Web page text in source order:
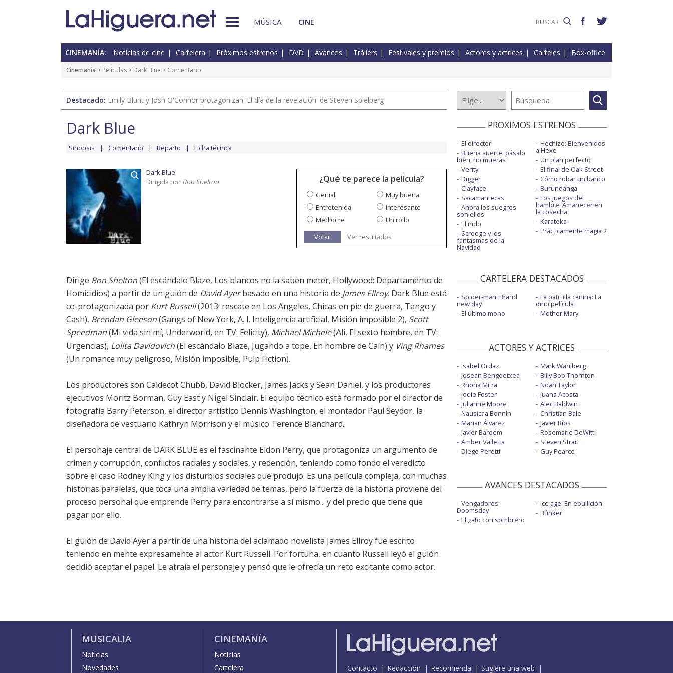
MÚSICA CINE
CINEMANÍA: Noticias de cine Cartelera Próximos estrenos DVD Avances Tráilers Festivales y premios Actores y actrices Carteles Box-office
Cinemanía > Películas > Dark Blue > Comentario
Destacado: Emily Blunt y Josh O'Connor protagonizan 'El día de la revelación' de Steven Spielberg
Dark Blue
Sinopsis Comentario Reparto Ficha técnica
Dark Blue
Dirigida por Ron Shelton ¿Qué te parece la película?
Genial
Muy buena
Entretenida
Interesante
Mediocre
Un rollo
Votar
Ver resultados
Dirige Ron Shelton(El escándalo Blaze, Los blancos no la saben meter, Hollywood: Departamento de
Homicidios) a partir de un guión de David Ayerbasado en una historia de James Ellroy. Dark Blue está
co-protagonizada por Kurt Russell(2013: rescate en Los Angeles, Chicas en pie de guerra, Tango y
Cash), Brendan Gleeson(Gangs of New York, A. I. Inteligencia artificial, Misión imposible 2), Scott
Speedman(Mi vida sin mí, Underworld, en TV: Felicity), Michael Michele(Ali, El sexto hombre, en TV:
Urgencias), Lolita Davidovich(El escándalo Blaze, Jugando a tope, En nombre de Caín) y Ving Rhames
(Un romance muy peligroso, Misión imposible, Pulp Fiction).
Los productores son Caldecot Chubb, David Blocker, James Jacks y Sean Daniel, y los productores
ejecutivos Moritz Borman, Guy East y Nigel Sinclair. El equipo técnico está formado por el director de
fotografía Barry Peterson, el director artístico Dennis Washington, el montador Paul Seydor, la
diseñadora de vestuario Kathryn Morrison y el músico Terence Blanchard.
El personaje central de DARK BLUE es el fascinante Eldon Perry, que protagoniza un argumento de
crimen y corrupción, conflictos raciales y sociales, y redención, teniendo como fondo el veredicto
sobre el caso Rodney King y los disturbios sociales que produjo. Es una película compleja, con muchas
historias paralelas, que toca una amplia variedad de temas, pero la fuerza de la historia proviene del
proceso personal que emprende Perry para encontrarse a sí mismo... y del precio que tiene que
pagar por ello.
El guión de David Ayer a partir de una historia del aclamado novelista James Ellroy fue escrito
teniendo en mente expresamente al actor Kurt Russell. Por fortuna, en cuanto Russell leyó el guión
decidió aceptar el papel. Le atraía el personaje y pensó que le ofrecía un reto excitante como actor.
PROXIMOS ESTRENOS
El director
Buena suerte, pásalo
bien, no mueras
Verity
Digger
Clayface
Sacamantecas
Ahora los suegros
son ellos
El nido
Scrooge y los
fantasmas de la
Navidad
Hechizo: Bienvenidos
a Hexe
Un plan perfecto
El final de Oak Street
Cómo robar un banco
Burundanga
Los juegos del
hambre: Amanecer en
la cosecha
Karateka
Prácticamente magia 2
CARTELERA DESTACADOS
Spider-man: Brand
new day
El último mono
La patrulla canina: La
dino película
Mother Mary
ACTORES Y ACTRICES
Isabel Ordaz
Josean Bengoetxea
Rhona Mitra
Jodie Foster
Julianne Moore
Nausicaa Bonnín
Marian Álvarez
Javier Bardem
Amber Valletta
Diego Peretti
Mark Wahlberg
Billy Bob Thornton
Noah Taylor
Juana Acosta
Alec Baldwin
Christian Bale
Javier Ríos
Rosemarie DeWitt
Steven Strait
Guy Pearce
AVANCES DESTACADOS
Vengadores:
Doomsday
El gato con sombrero
Ice age: En ebullición
Búnker
MUSICALIA
Noticias
Novedades
CINEMANÍA
Noticias
Cartelera
Contacto Redacción Recomienda Sugiere una web